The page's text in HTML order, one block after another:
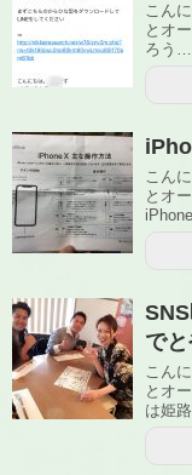
こん
とオ
ろう
こん
とオ
で
こん
とオ
は姫